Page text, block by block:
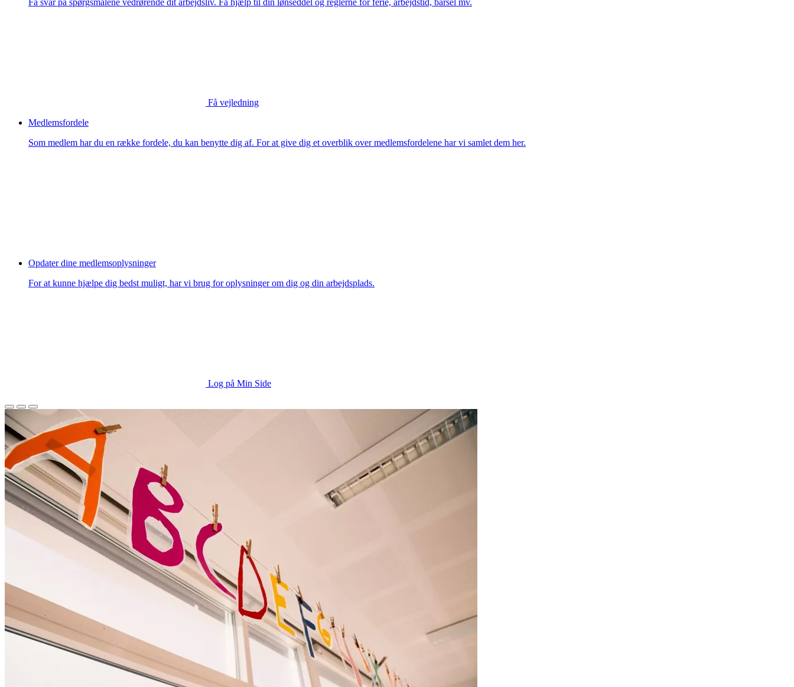
Få vejledning
Medlemsfordele
Som medlem har du en række fordele, du kan benytte dig af. For at give dig et overblik over medlemsfordelene har vi samlet dem her.
Opdater dine medlemsoplysninger
For at kunne hjælpe dig bedst muligt, har vi brug for oplysninger om dig og din arbejdsplads.
Log på Min Side